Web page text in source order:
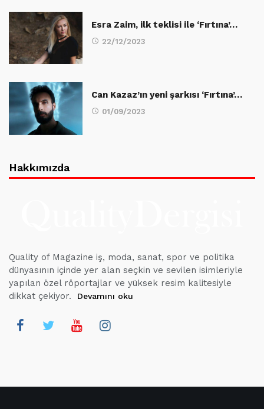
Esra Zaim, ilk teklisi ile ‘Fırtına’…
22/12/2023
Can Kazaz’ın yeni şarkısı ‘Fırtına’…
01/09/2023
Hakkımızda
Quality of Magazine iş, moda, sanat, spor ve politika
dünyasının içinde yer alan seçkin ve sevilen isimleriyle
yapılan özel röportajlar ve yüksek resim kalitesiyle
dikkat çekiyor.
Devamını oku